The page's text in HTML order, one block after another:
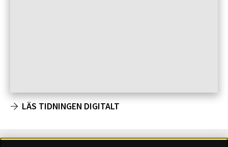
LÄS TIDNINGEN DIGITALT